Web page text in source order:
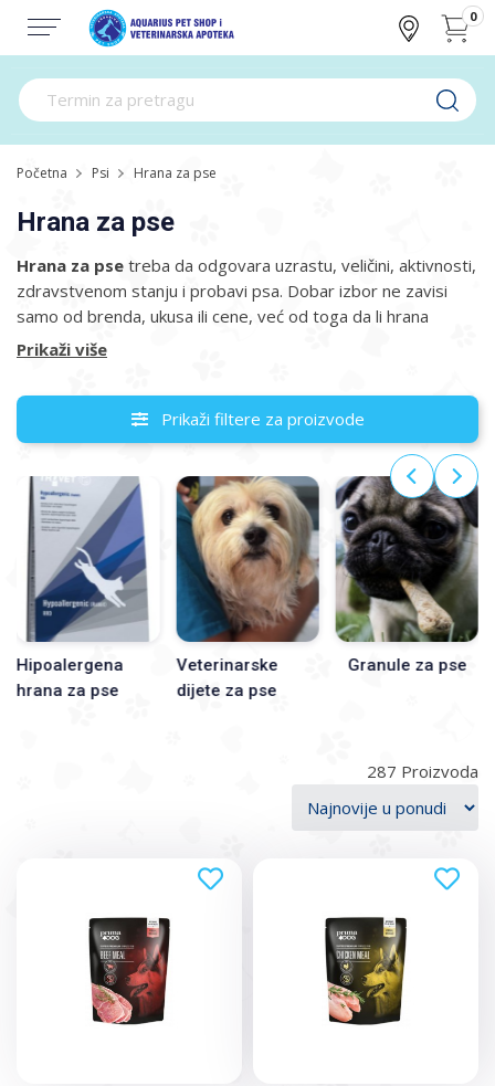
0
Početna Psi Hrana za pse
Hrana za pse
Hrana za pse treba da odgovara uzrastu, veličini, aktivnosti,
zdravstvenom stanju i probavi psa. Dobar izbor ne zavisi
samo od brenda, ukusa ili cene, već od toga da li hrana
obezbeđuje dovoljno proteina, masti, vitamina, minerala i
U ponudi se nalaze suva hrana, vlažna hrana, hrana u svežem
obliku, formule za štence, odrasle i starije pse, hrana za
osetljiv stomak, hipoalergene formule i poslastice. Ako pas
ima alergije, probavne tegobe, višak kilograma ili drugo
zdravstveno stanje, izbor hrane je najbolje uskladiti sa
veterinarom.
Prikaži više
Prikaži filtere za proizvode
Hipoalergena
hrana za pse
Veterinarske
dijete za pse
Granule za pse
287